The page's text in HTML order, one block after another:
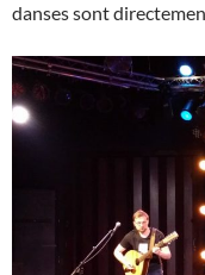
danses sont